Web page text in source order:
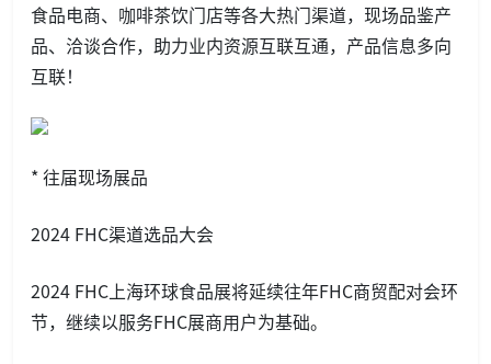
食品电商、咖啡茶饮门店等各大热门渠道，现场品鉴产
品、洽谈合作，助力业内资源互联互通，产品信息多向
互联！
* 往届现场展品
2024 FHC渠道选品大会
2024 FHC上海环球食品展将延续往年FHC商贸配对会环
节，继续以服务FHC展商用户为基础。